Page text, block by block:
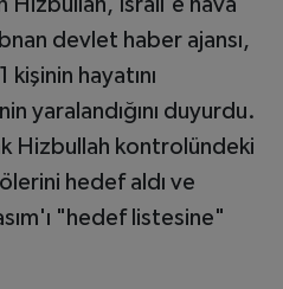
devlet haber ajansı,
hayatını
yaralandığını duyurdu.
Hizbullah kontrolündeki
hedef aldı ve
"hedef listesine"